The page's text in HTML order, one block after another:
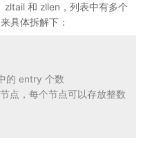
和 zllen，列表中有多个
具体拆解下：
的 entry 个数
点，每个节点可以存放整数